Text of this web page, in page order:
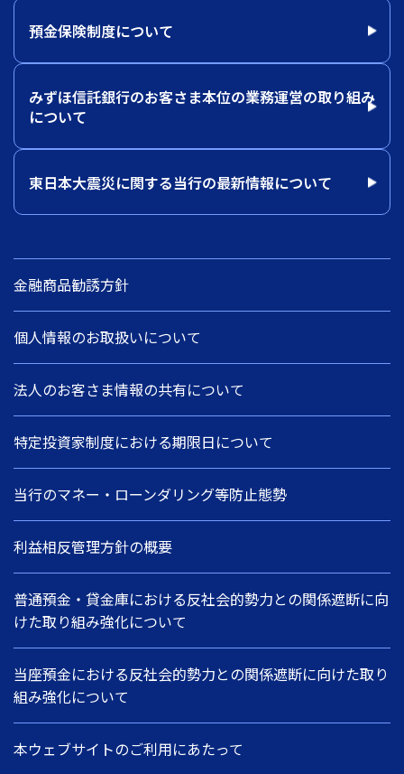
預金保険制度について
みずほ信託銀行のお客さま本位の業務運営の取り組み
について
東日本大震災に関する当行の最新情報について
金融商品勧誘方針
個人情報のお取扱いについて
法人のお客さま情報の共有について
特定投資家制度における期限日について
当行のマネー・ローンダリング等防止態勢
利益相反管理方針の概要
普通預金・貸金庫における反社会的勢力との関係遮断に向
けた取り組み強化について
当座預金における反社会的勢力との関係遮断に向けた取り
組み強化について
本ウェブサイトのご利用にあたって